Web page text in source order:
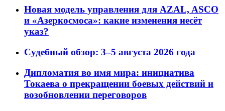
Новая модель управления для AZAL, ASCO
и «Азеркосмоса»: какие изменения несёт
указ?
Судебный обзор: 3–5 августа 2026 года
Дипломатия во имя мира: инициатива
Токаева о прекращении боевых действий и
возобновлении переговоров